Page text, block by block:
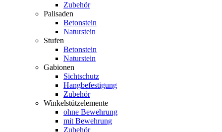
Zubehör
Palisaden
Betonstein
Naturstein
Stufen
Betonstein
Naturstein
Gabionen
Sichtschutz
Hangbefestigung
Zubehör
Winkelstützelemente
ohne Bewehrung
mit Bewehrung
Zubehör